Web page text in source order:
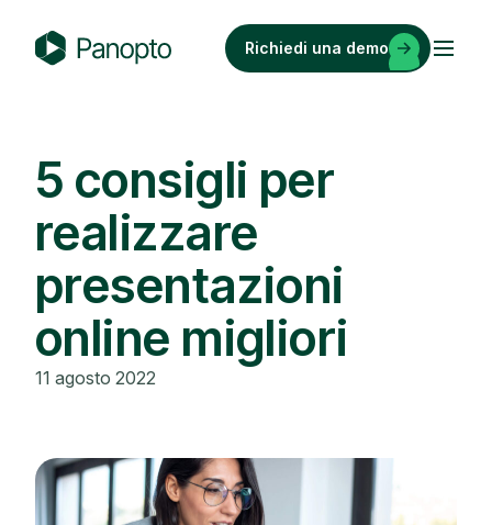
o
p
Richiedi una demo
5 consigli per
realizzare
presentazioni
online migliori
11 agosto 2022